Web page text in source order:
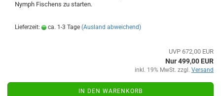
Nymph Fischens zu starten.
Lieferzeit: ca. 1-3 Tage (Ausland abweichend)
UVP 672,00 EUR
Nur 499,00 EUR
inkl. 19% MwSt. zzgl. Versand
IN DEN WARENKORB